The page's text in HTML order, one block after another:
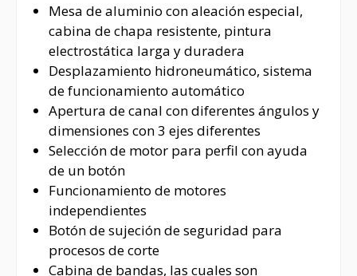
Mesa de aluminio con aleación especial,
cabina de chapa resistente, pintura
electrostática larga y duradera
Desplazamiento hidroneumático, sistema
de funcionamiento automático
Apertura de canal con diferentes ángulos y
dimensiones con 3 ejes diferentes
Selección de motor para perfil con ayuda
de un botón
Funcionamiento de motores
independientes
Botón de sujeción de seguridad para
procesos de corte
Cabina de bandas, las cuales son